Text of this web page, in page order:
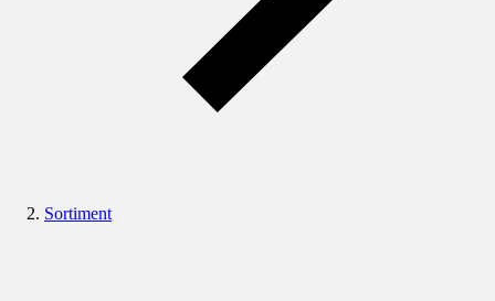
Sortiment